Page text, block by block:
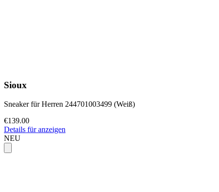
Sioux
Sneaker für Herren 244701003499 (Weiß)
€139.00
Details für anzeigen
NEU